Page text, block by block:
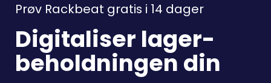
Prøv Rackbeat gratis i 14 dager
Digitaliser lager-
beholdningen din